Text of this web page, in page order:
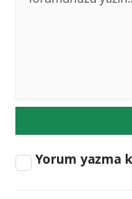
Yorum yazma